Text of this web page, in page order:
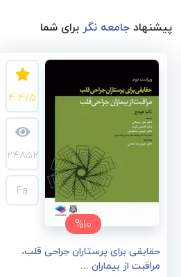
پیشنهادجامعه نگربرای شما
%10
4.4/5
24852
Fa
حقایقی برای پرستاران جراحی قلب،
مراقبت از بیماران ...